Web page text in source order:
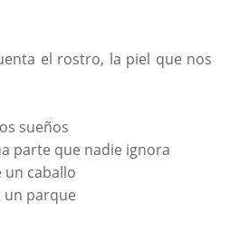
el rostro, la piel que nos
sueños
parte que nadie ignora
un caballo
un parque